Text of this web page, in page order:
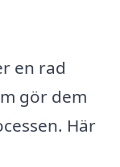
en rad
gör dem
Här